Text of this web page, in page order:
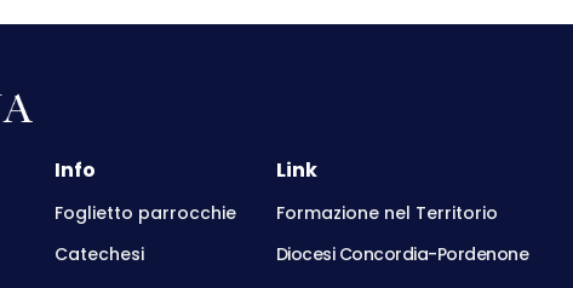
Info
Foglietto parrocchie
Catechesi
Link
Formazione nel Territorio
Diocesi Concordia-Pordenone